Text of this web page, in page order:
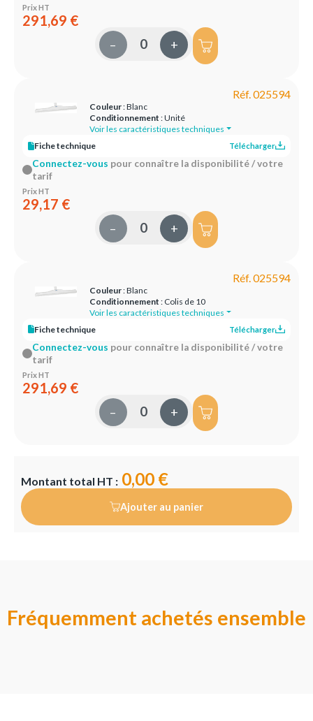
Prix HT
291,69 €
– +
Réf. 025594
Couleur: Blanc
Conditionnement : Unité
Voir les caractéristiques techniques
Fiche technique
Télécharger
Connectez-vous pour connaître la disponibilité / votre
tarif
Prix HT
29,17 €
– +
Réf. 025594
Couleur: Blanc
Conditionnement : Colis de 10
Voir les caractéristiques techniques
Fiche technique
Télécharger
Connectez-vous pour connaître la disponibilité / votre
tarif
Prix HT
291,69 €
– +
Montant total HT : 0,00 €
Ajouter au panier
Fréquemment achetés ensemble